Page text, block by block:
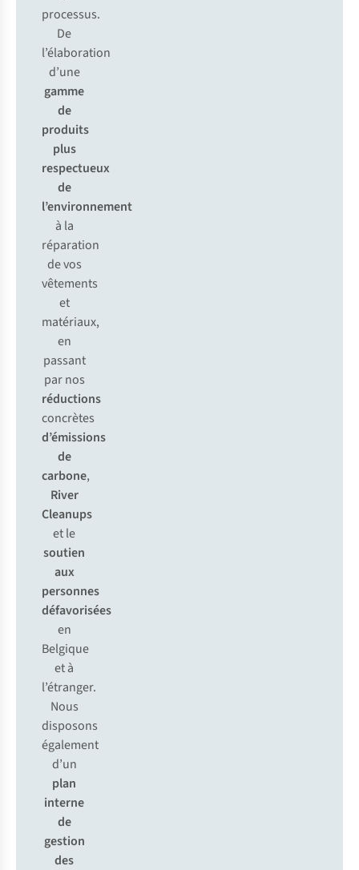
processus.
De
l’élaboration
d’une
gamme
de
produits
plus
respectueux
de
l’environnement
à la
réparation
de vos
vêtements
et
matériaux,
en
passant
par nos
réductions
concrètes
d’émissions
de
carbone,
River
Cleanups
et le
soutien
aux
personnes
défavorisées
en
Belgique
et à
l’étranger.
Nous
disposons
également
d’un
plan
interne
de
gestion
des